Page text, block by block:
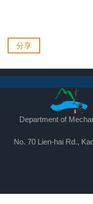
分享
Department of
No. 70 Lien-hai Rd.,